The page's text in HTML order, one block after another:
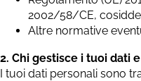
2002/58/CE,
Altre normative
2. Chi gestisce i tuoi dati
I tuoi dati personali sono